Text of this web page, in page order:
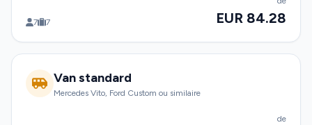
7 7 EUR 84.28
Van standard
Mercedes Vito, Ford Custom ou similaire
de